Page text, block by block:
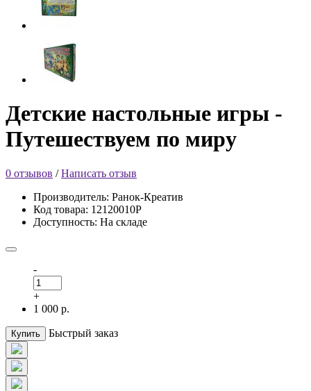
Детские настольные игры -
Путешествуем по миру
0 отзывов /Написать отзыв
Производитель: Ранок-Креатив
Код товара: 12120010Р
Доступность: На складе
-
+
1 000 р.
Купить Быстрый заказ